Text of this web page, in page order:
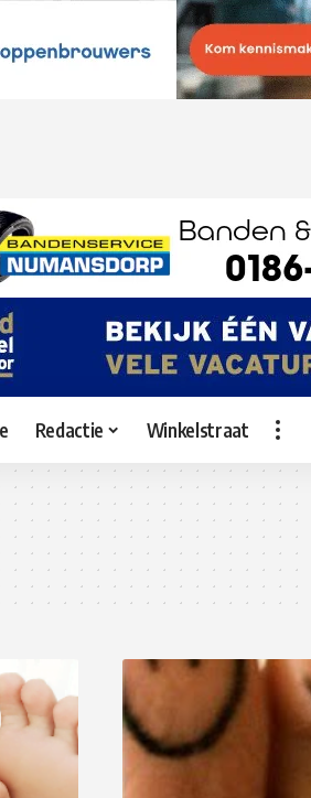
Redactie Winkelstraat